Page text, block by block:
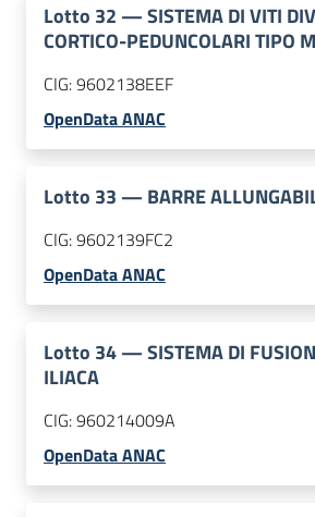
Lotto 32 —SISTEMA DI VITI
CORTICO-PEDUNCOLARI TIPO
CIG:9602138EEF
OpenData ANAC
Lotto 33 — BARRE
CIG:9602139FC2
OpenData ANAC
Lotto 34—SISTEMA DI
ILIACA
CIG:960214009A
OpenData ANAC